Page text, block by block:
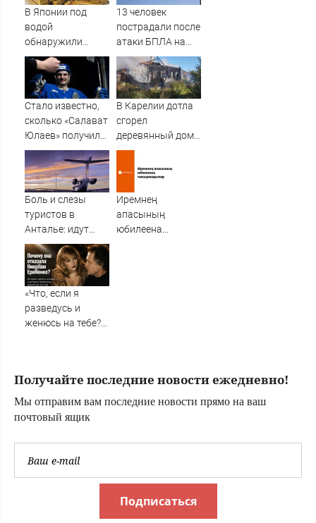
Новости
В Японии под
водой
обнаружили
рекордные
запасы
«невидимого»
золота
13 человек
пострадали после
атаки БПЛА на
российский город
Стало известно,
сколько «Салават
Юлаев» получил
от СКА в сделке
по Бландиси
В Карелии дотла
сгорел
деревянный дом
(ФОТО)
Боль и слезы
туристов в
Анталье: идут
массовые
задержки рейсов
в Россию
Иремнең
апасының
юбилеена
«Что, если я
разведусь и
женюсь на тебе?»:
Николаю
жалеет об этом до
сих пор ✿✔️
TVCenter.ru
Получайте последние новости ежедневно!
Мы отправим вам последние новости прямо на ваш
почтовый ящик
Подписаться